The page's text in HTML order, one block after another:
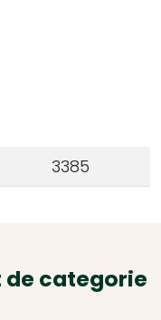
3385
categorie